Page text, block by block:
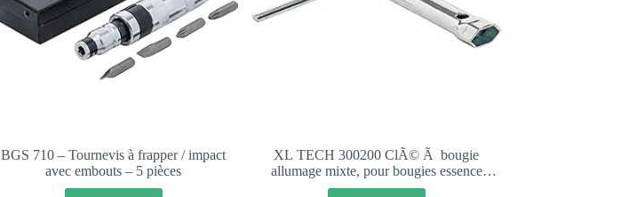
BGS 710 – Tournevis à frapper / impact
avec embouts – 5 pièces
XL TECH 300200 ClÃ© Ã bougie
allumage mixte, pour bougies essence
16mm et 21mm